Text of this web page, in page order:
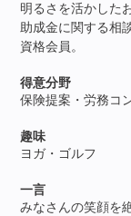
明るさを活かした
助成金に関する相
資格会員。
得意分野
保険提案・労務コ
趣味
ヨガ・ゴルフ
一言
みなさんの笑顔を